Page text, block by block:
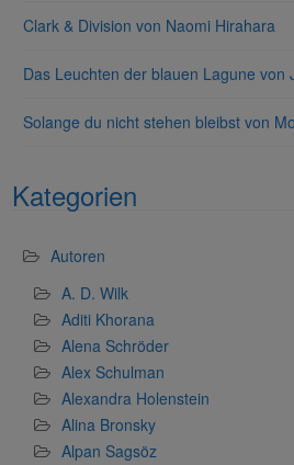
Clark & Division von Naomi Hirahara
Das Leuchten der blauen Lagune von
Solange du nicht stehen bleibst von
Kategorien
Autoren
A. D. Wilk
Aditi Khorana
Alena Schröder
Alex Schulman
Alexandra Holenstein
Alina Bronsky
Alpan Sagsöz